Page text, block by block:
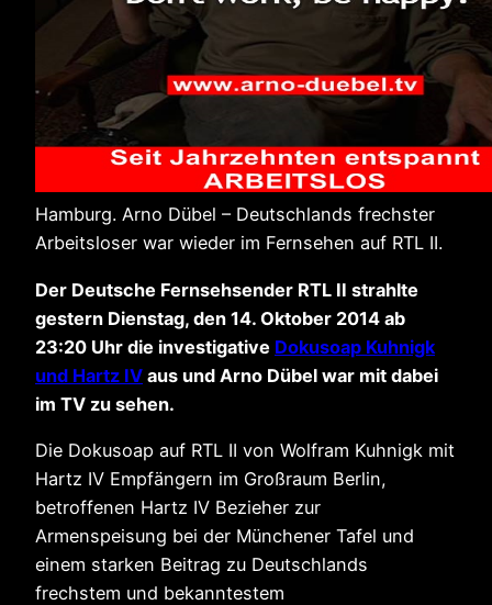
Hamburg. Arno Dübel – Deutschlands frechster
Arbeitsloser war wieder im Fernsehen auf RTL II.
Der Deutsche Fernsehsender RTL II strahlte
gestern Dienstag, den 14. Oktober 2014 ab
23:20 Uhr die investigative Dokusoap Kuhnigk
und Hartz IV aus und Arno Dübel war mit dabei
im TV zu sehen.
Die Dokusoap auf RTL II von Wolfram Kuhnigk mit
Hartz IV Empfängern im Großraum Berlin,
betroffenen Hartz IV Bezieher zur
Armenspeisung bei der Münchener Tafel und
einem starken Beitrag zu Deutschlands
frechstem und bekanntestem